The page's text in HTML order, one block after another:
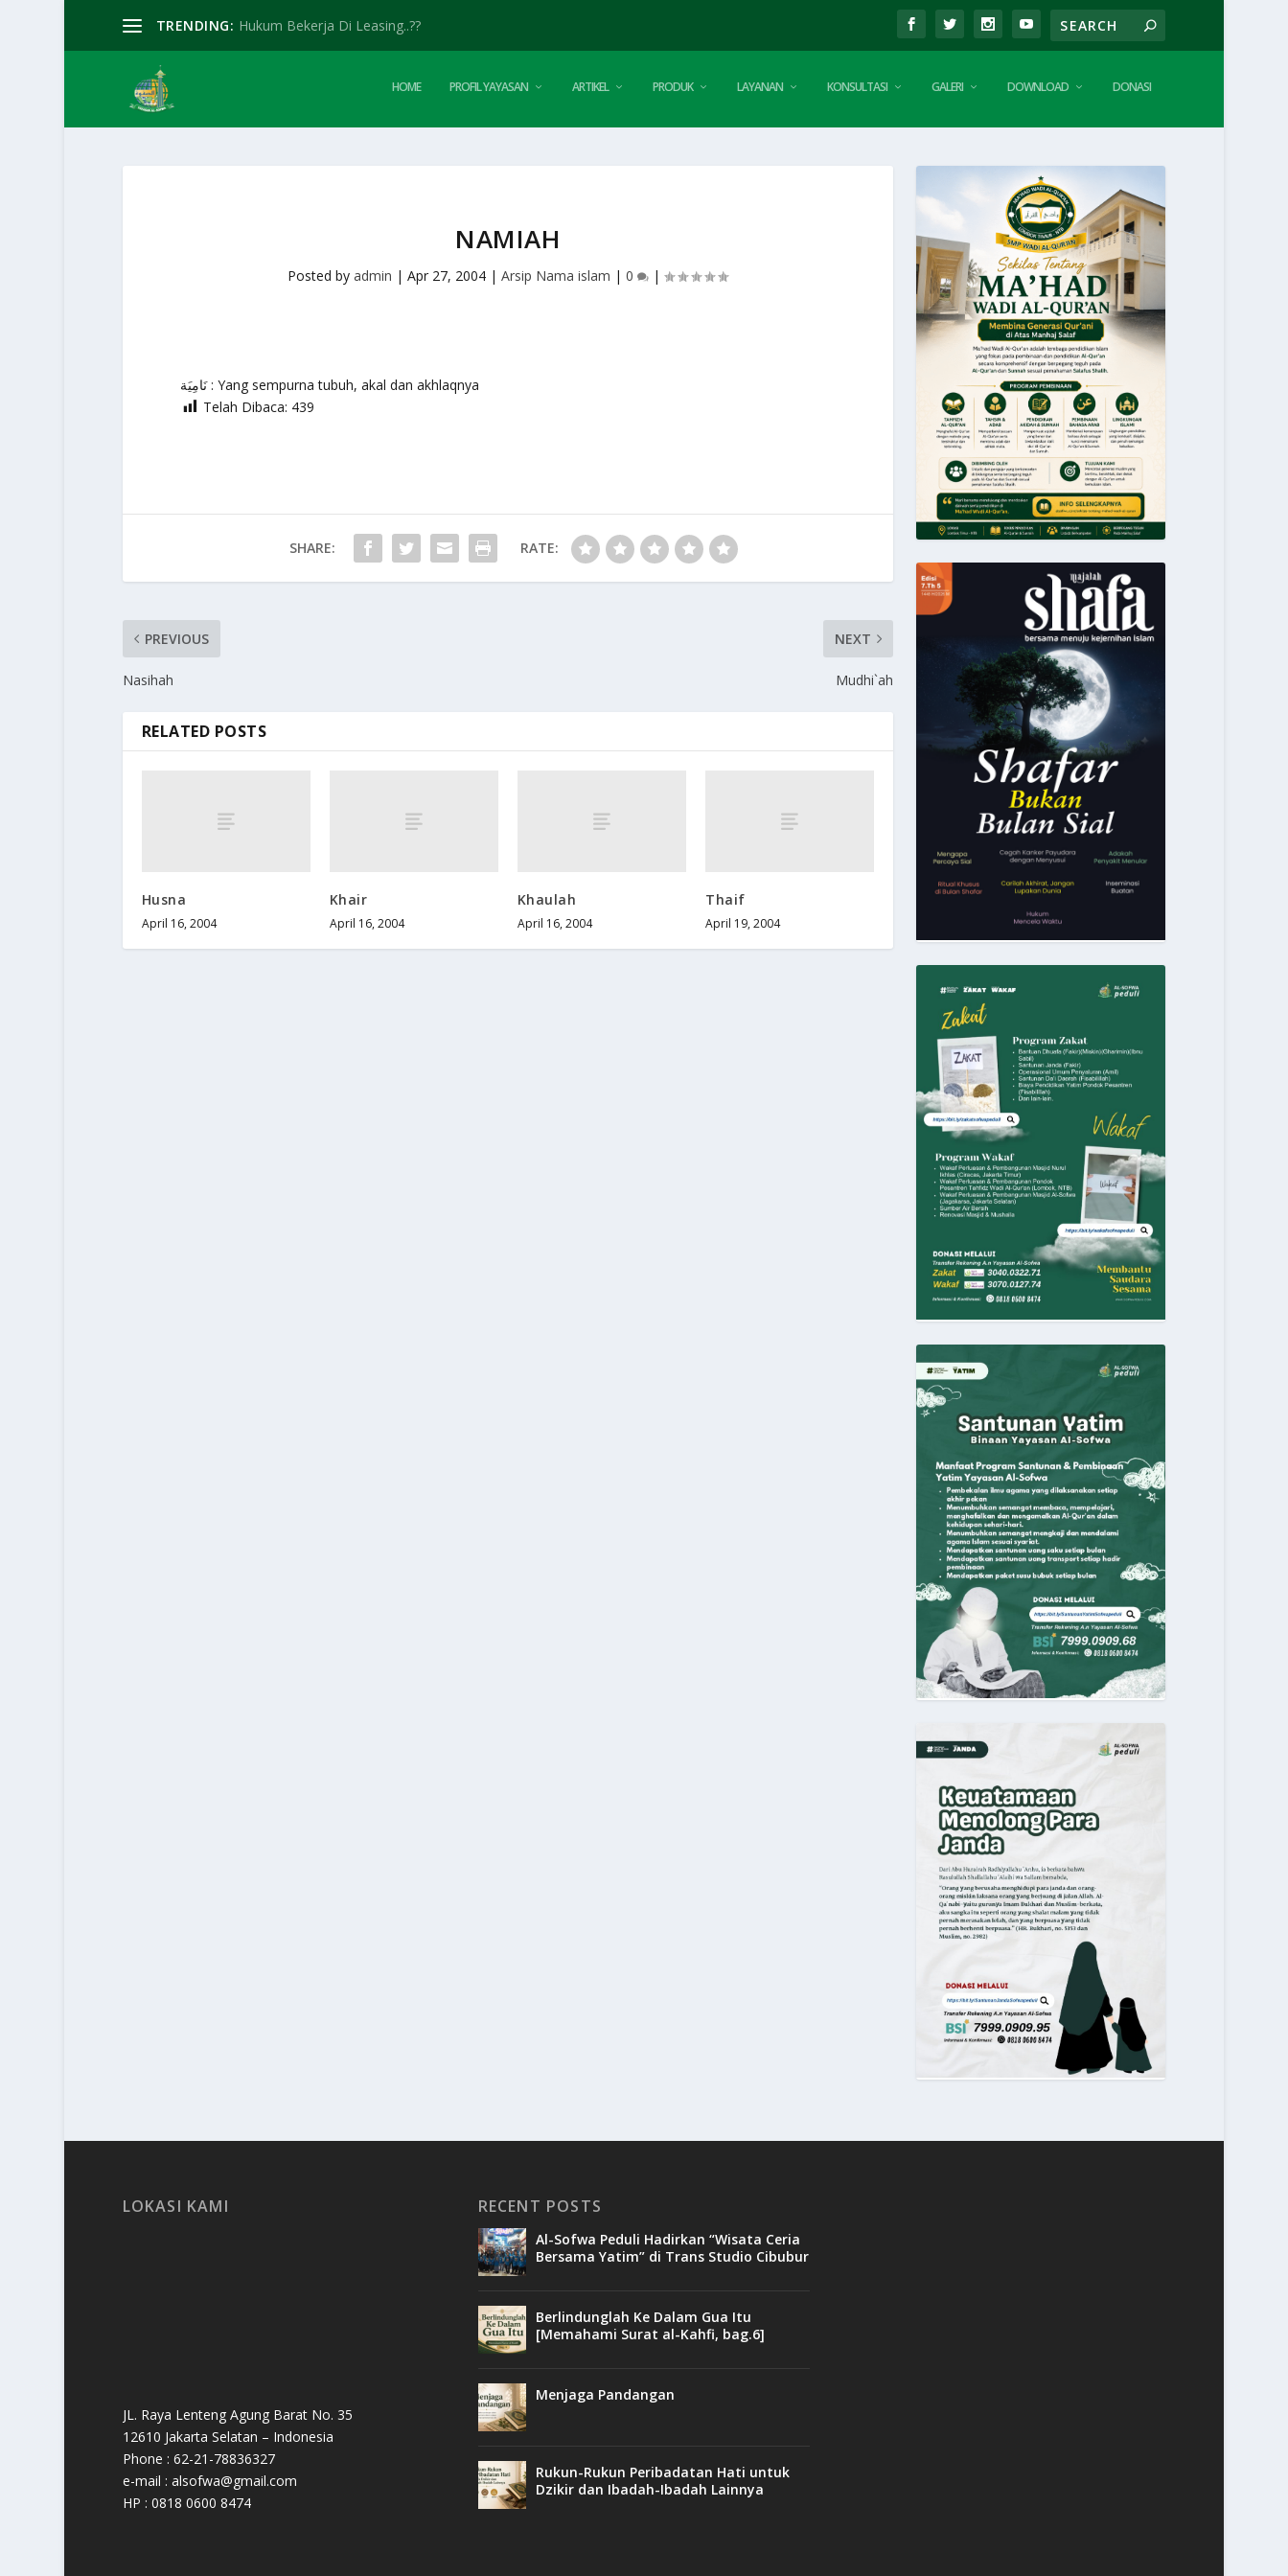
TRENDING: Hukum Bekerja Di Leasing..??
HOME PROFIL YAYASAN ARTIKEL PRODUK LAYANAN KONSULTASI GALERI DOWNLOAD DONASI
NAMIAH
Posted byadmin |Apr 27, 2004 |Arsip Nama islam |0 |
نَامِيَة : Yang sempurna tubuh, akal dan akhlaqnya
Telah Dibaca: 439
SHARE: RATE:
PREVIOUS
Nasihah
NEXT
Mudhi`ah
RELATED POSTS
Husna
April 16, 2004
Khair
April 16, 2004
Khaulah
April 16, 2004
Thaif
April 19, 2004
LOKASI KAMI
JL. Raya Lenteng Agung Barat No. 35
12610 Jakarta Selatan – Indonesia
Phone : 62-21-78836327
e-mail : alsofwa@gmail.com
HP : 0818 0600 8474
RECENT POSTS
Al-Sofwa Peduli Hadirkan “Wisata Ceria
Bersama Yatim” di Trans Studio Cibubur
Berlindunglah Ke Dalam Gua Itu
[Memahami Surat al-Kahfi, bag.6]
Menjaga Pandangan
Rukun-Rukun Peribadatan Hati untuk
Dzikir dan Ibadah-Ibadah Lainnya